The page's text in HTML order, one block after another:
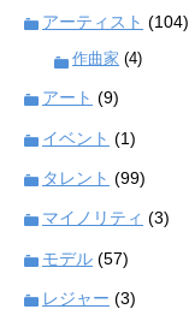
アーティスト (104)
作曲家 (4)
アート (9)
イベント (1)
タレント (99)
マイノリティ (3)
モデル (57)
レジャー (3)